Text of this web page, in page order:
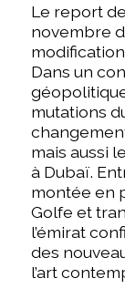
Le report
novembre
Dans un
mutations
mais aussi
à Dubaï.
montée en
Golfe et
l’émirat
des
l’art